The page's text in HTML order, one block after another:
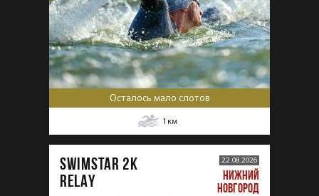
Осталось мало слотов
1 км
SWIMSTAR 2K
RELAY
22.08.2026
НИЖНИЙ
НОВГОРОД